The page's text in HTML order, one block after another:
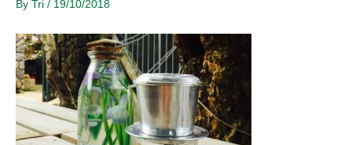
By Tri / 19/10/2018